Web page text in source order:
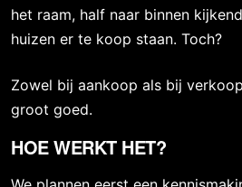
het raam, half naar binnen
huizen er te koop staan. Toch?
Zowel bij aankoop als bij
groot goed.
HOE WERKT HET?